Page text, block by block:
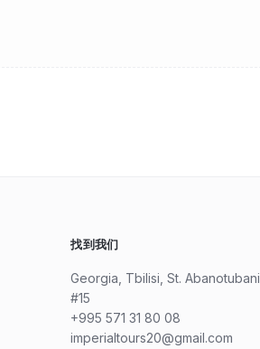
找到我们
Georgia, Tbilisi, St. Abanotubani
#15
+995 571 31 80 08
imperialtours20@gmail.com